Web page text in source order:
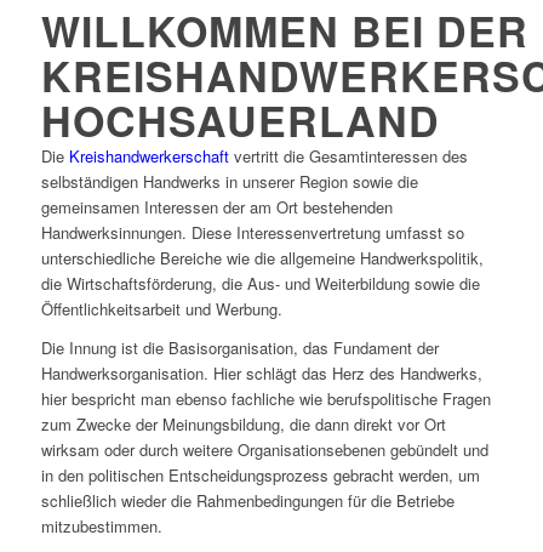
WILLKOMMEN BEI DER
HOCHSAUERLAND
Die Kreishandwerkerschaftvertritt die Gesamtinteressen des
selbständigen Handwerks in unserer Region sowie die
gemeinsamen Interessen der am Ort bestehenden
Handwerksinnungen. Diese Interessenvertretung umfasst so
unterschiedliche Bereiche wie die allgemeine Handwerkspolitik,
die Wirtschaftsförderung, die Aus- und Weiterbildung sowie die
Öffentlichkeitsarbeit und Werbung.
Die Innung ist die Basisorganisation, das Fundament der
Handwerksorganisation. Hier schlägt das Herz des Handwerks,
hier bespricht man ebenso fachliche wie berufspolitische Fragen
zum Zwecke der Meinungsbildung, die dann direkt vor Ort
wirksam oder durch weitere Organisationsebenen gebündelt und
in den politischen Entscheidungsprozess gebracht werden, um
schließlich wieder die Rahmenbedingungen für die Betriebe
mitzubestimmen.